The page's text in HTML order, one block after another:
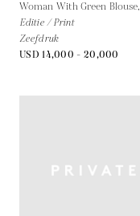
Woman With Green Blouse,
Editie / Print
Zeefdruk
USD 14,000 - 20,000